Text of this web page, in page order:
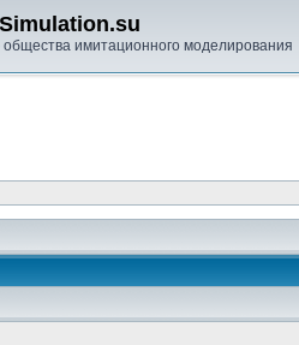
Simulation.su
имитационного моделирования